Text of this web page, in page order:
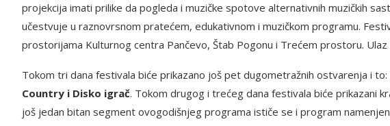
projekcija imati prilike da pogleda i muzičke spotove alternativnih muzičkih
učestvuje u raznovrsnom pratećem, edukativnom i muzičkom programu.
prostorijama Kulturnog centra Pančevo, Štab Pogonu i Trećem prostoru.
Tokom tri dana festivala biće prikazano još pet dugometražnih ostvarenja i to:
Country i Disko igrač. Tokom drugog i trećeg dana festivala biće prikazani
još jedan bitan segment ovogodišnjeg programa ističe se i program